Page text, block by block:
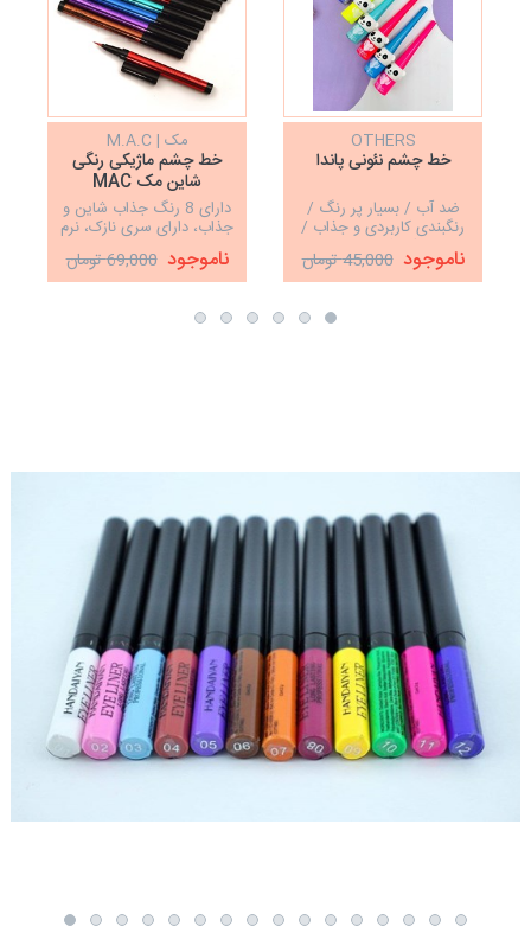
OTHERS
خط چشم نئونی پاندا
ضد آب / بسیار پر رنگ /
رنگبندی کاربردی و جذاب /
ناموجود 45,000 تومان
مک | M.A.C
خط چشم ماژیکی رنگی
شاین مک MAC
دارای 8 رنگ جذاب شاین و
جذاب، دارای سری نازک، نرم
ناموجود 69,000 تومان